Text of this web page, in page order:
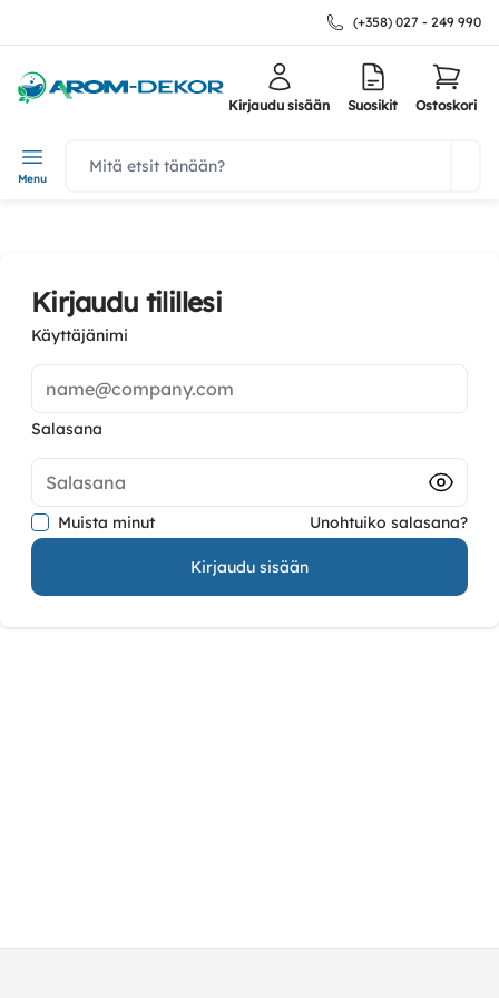
(+358) 027 - 249 990
Menu
Kirjaudu sisään Suosikit Ostoskori
Kirjaudu tilillesi
Käyttäjänimi
name@company.com
Salasana
Salasana
Muista minut Unohtuiko salasana?
Kirjaudu sisään